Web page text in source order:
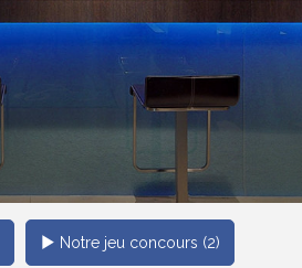
Notre jeu concours (2)